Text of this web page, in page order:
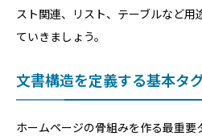
スト関連、リスト、テーブルなど用
ていきましょう。
文書構造を定義する基本タ
ホームページの骨組みを作る最重要